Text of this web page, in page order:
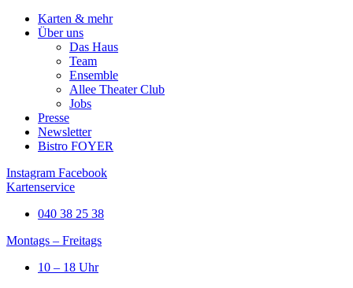
Karten & mehr
Über uns
Das Haus
Team
Ensemble
Allee Theater Club
Jobs
Presse
Newsletter
Bistro FOYER
Instagram Facebook
Kartenservice
040 38 25 38​
Montags – Freitags
10 – 18 Uhr